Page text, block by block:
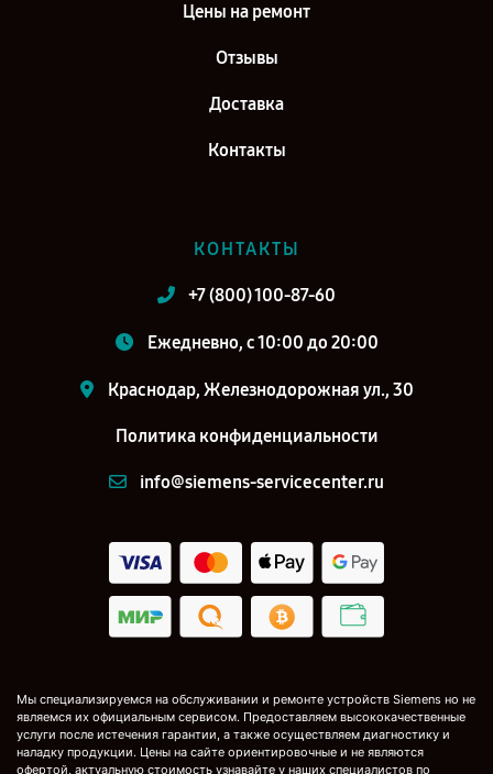
Цены на ремонт
Отзывы
Доставка
Контакты
КОНТАКТЫ
+7 (800) 100-87-60
Ежедневно, с 10:00 до 20:00
Краснодар, Железнодорожная ул., 30
Политика конфиденциальности
info@siemens-servicecenter.ru
Мы специализируемся на обслуживании и ремонте устройств Siemens но не
являемся их официальным сервисом. Предоставляем высококачественные
услуги после истечения гарантии, а также осуществляем диагностику и
наладку продукции. Цены на сайте ориентировочные и не являются
офертой, актуальную стоимость узнавайте у наших специалистов по